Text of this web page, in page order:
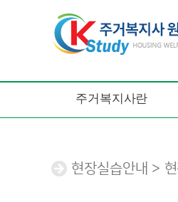
주거복지사란
현장실습안내 >